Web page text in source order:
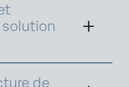
l'intention et
sur
à générer des
digitales. Il
des de